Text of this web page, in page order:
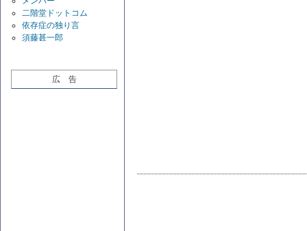
二階堂ドットコム
依存症の独り言
須藤甚一郎
広 告